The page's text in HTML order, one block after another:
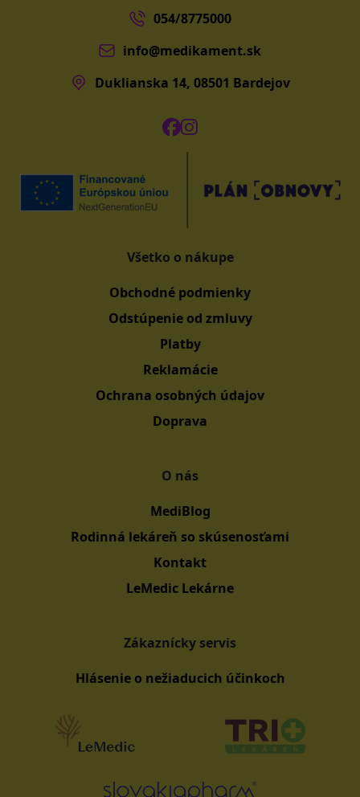
054/8775000
info@medikament.sk
Duklianska 14, 08501 Bardejov
Všetko o nákupe
Obchodné podmienky
Odstúpenie od zmluvy
Platby
Reklamácie
Ochrana osobných údajov
Doprava
O nás
MediBlog
Rodinná lekáreň so skúsenosťami
Kontakt
LeMedic Lekárne
Zákaznícky servis
Hlásenie o nežiaducich účinkoch